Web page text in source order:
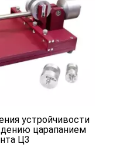
устройчивости
царапанием
Ц3